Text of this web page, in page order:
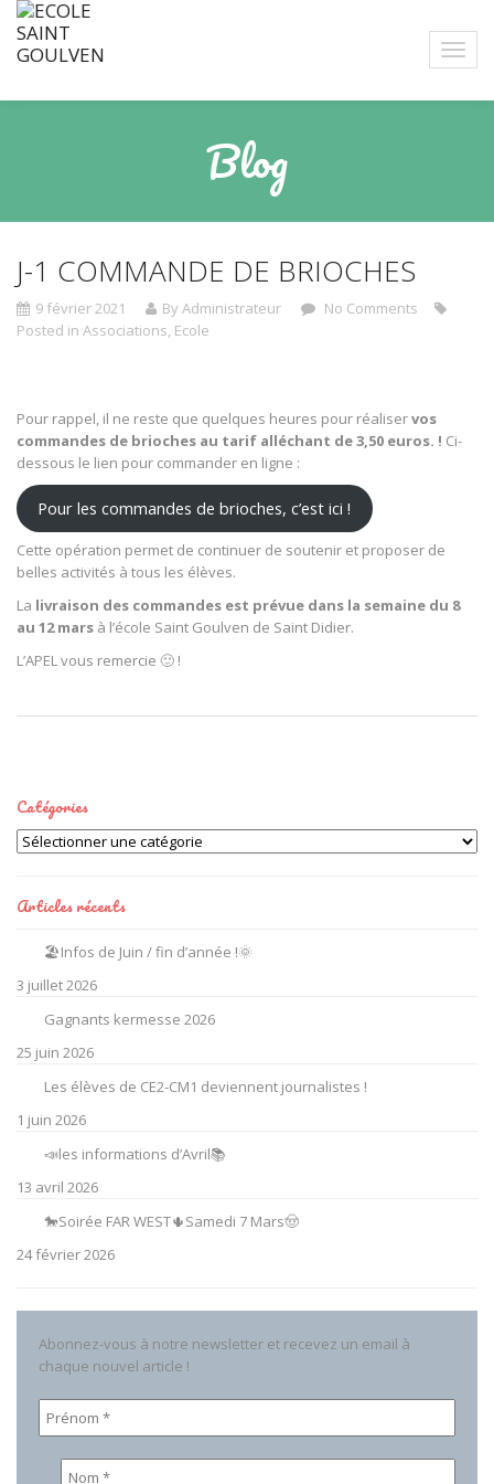
Blog
J-1 COMMANDE DE BRIOCHES
9 février 2021 By Administrateur
No Comments
Posted in Associations, Ecole
Pour rappel, il ne reste que quelques heures pour réaliservos
commandes de brioches au tarif alléchant de 3,50 euros. ! Ci-
dessous le lien pour commander en ligne :
Pour les commandes de brioches, c’est ici !
Cette opération permet de continuer de soutenir et proposer de
belles activités à tous les élèves.
La livraison des commandes est prévue dans la semaine du 8
au 12 mars à l’école Saint Goulven de Saint Didier.
L’APEL vous remercie 🙂 !
Catégories
Catégories
Articles récents
🏖️Infos de Juin / fin d’année !🌞
3 juillet 2026
Gagnants kermesse 2026
25 juin 2026
Les élèves de CE2-CM1 deviennent journalistes !
1 juin 2026
📣les informations d’Avril📚
13 avril 2026
🐎Soirée FAR WEST🌵Samedi 7 Mars🤠
24 février 2026
Abonnez-vous à notre newsletter et recevez un email à
chaque nouvel article !